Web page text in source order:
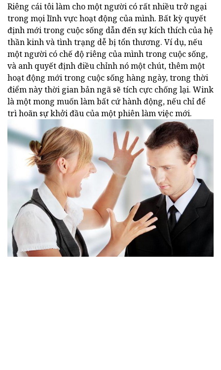
Riêng cái tôi làm cho một người có rất nhiều trở ngại
trong mọi lĩnh vực hoạt động của mình. Bất kỳ quyết
định mới trong cuộc sống dẫn đến sự kích thích của hệ
thần kinh và tình trạng dễ bị tổn thương. Ví dụ, nếu
một người có chế độ riêng của mình trong cuộc sống,
và anh quyết định điều chỉnh nó một chút, thêm một
hoạt động mới trong cuộc sống hàng ngày, trong thời
điểm này thời gian bản ngã sẽ tích cực chống lại. Wink
là một mong muốn làm bất cứ hành động, nếu chỉ để
trì hoãn sự khởi đầu của một phiên làm việc mới.